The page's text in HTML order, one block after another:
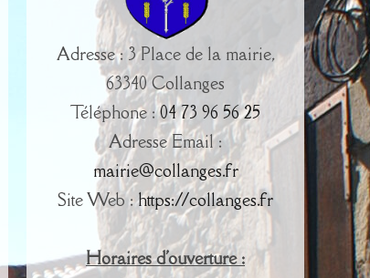
Adresse : 3 Place de la mairie,
63340 Collanges
Téléphone :04 73 96 56 25
Adresse Email :
mairie@collanges.fr
Site Web :https://collanges.fr
Horaires d'ouverture :